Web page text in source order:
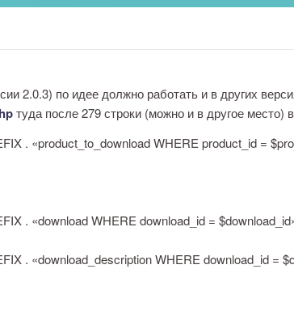
2.0.3) по идее должно работать и в других
туда после 279 строки (можно и в другое
. «product_to_download WHERE product_id =
. «download WHERE download_id =
. «download_description WHERE download_id =